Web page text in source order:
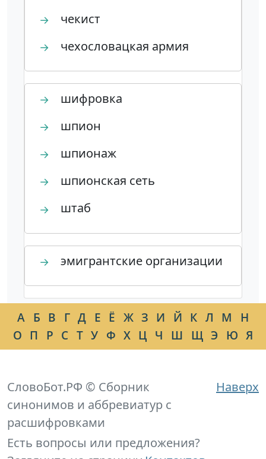
→ чекист
→ чехословацкая армия
→ шифровка
→ шпион
→ шпионаж
→ шпионская сеть
→ штаб
→ эмигрантские организации
А Б В Г Д Е Ё Ж З И Й К Л М
Н
О П Р С Т У Ф Х Ц Ч Ш Щ Э Ю Я
Наверх
СловоБот.РФ © Сборник
синонимов и аббревиатур с
расшифровками
Есть вопросы или предложения?